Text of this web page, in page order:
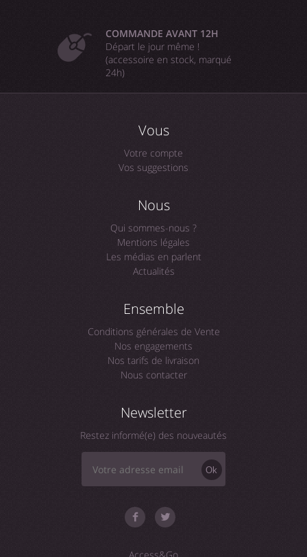
COMMANDE AVANT 12H
Départ le jour même !
(accessoire en stock, marqué
24h)
Vous
Votre compte
Vos suggestions
Nous
Qui sommes-nous ?
Mentions légales
Les médias en parlent
Actualités
Ensemble
Conditions générales de Vente
Nos engagements
Nos tarifs de livraison
Nous contacter
Newsletter
Restez informé(e) des nouveautés
Ok